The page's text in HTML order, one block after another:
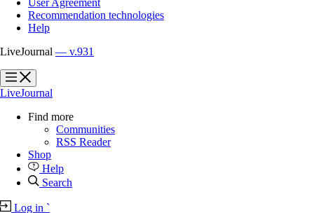
User Agreement
Recommendation technologies
Help
LiveJournal — v.931
?
?
LiveJournal
Find more
Communities
RSS Reader
Shop
Help
Search
Log in `